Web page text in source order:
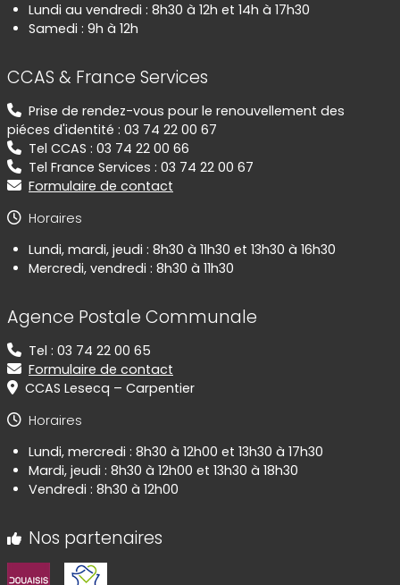
Lundi au vendredi : 8h30 à 12h et 14h à 17h30
Samedi : 9h à 12h
CCAS & France Services
Prise de rendez-vous pour le renouvellement des
piéces d'identité : 03 74 22 00 67
Tel CCAS : 03 74 22 00 66
Tel France Services : 03 74 22 00 67
Formulaire de contact
Horaires
Lundi, mardi, jeudi : 8h30 à 11h30 et 13h30 à 16h30
Mercredi, vendredi : 8h30 à 11h30
Agence Postale Communale
Tel : 03 74 22 00 65
Formulaire de contact
CCAS Lesecq – Carpentier
Horaires
Lundi, mercredi : 8h30 à 12h00 et 13h30 à 17h30
Mardi, jeudi : 8h30 à 12h00 et 13h30 à 18h30
Vendredi : 8h30 à 12h00
Nos partenaires